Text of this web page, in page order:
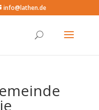
info@lathen.de